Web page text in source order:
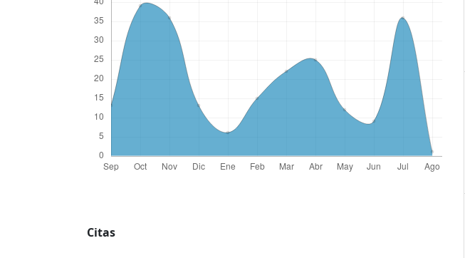
Citas